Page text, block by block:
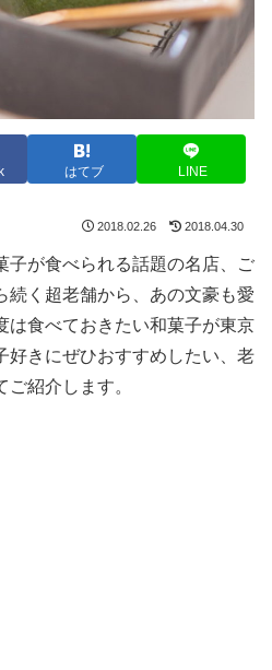
はてブ LINE
2018.02.26 2018.04.30
子が食べられる話題の名店、ご
続く超老舗から、あの文豪も愛
は食べておきたい和菓子が東京
好きにぜひおすすめしたい、老
紹介します。